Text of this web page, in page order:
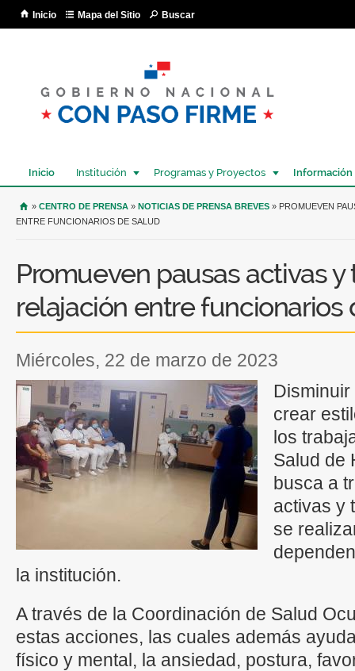
Inicio Mapa del Sitio Buscar
Inicio Institución Programas y Proyectos Información
USTED SE ENCUENTRA AQUÍ
» CENTRO DE PRENSA » NOTICIAS DE PRENSA BREVES » PROMUEVEN
ENTRE FUNCIONARIOS DE SALUD
Promueven pausas activas
relajación entre funcionarios
miércoles, 22 de marzo de 2023
crear
los
Salud de
busca a
activas y
se
la institución.
A través de la Coordinación de Salud
estas acciones, las cuales además
físico y mental, la ansiedad, postura,